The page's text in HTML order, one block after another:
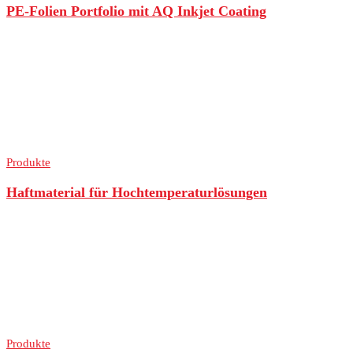
PE-Folien Portfolio mit AQ Inkjet Coating
Produkte
Haftmaterial für Hochtemperaturlösungen
Produkte